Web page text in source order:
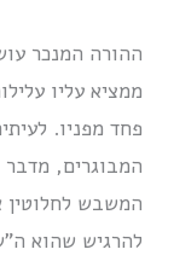
ההורה המנכר
ממציא עליו
פחד מפניו.
המבוגרים,
המשבש לחלוטין
להרגיש שהוא